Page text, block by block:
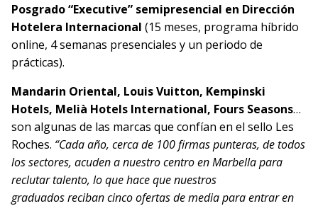
Posgrado “Executive” semipresencial en Dirección
Hotelera Internacional (15 meses, programa híbrido
online, 4 semanas presenciales y un periodo de
prácticas).
Mandarin Oriental, Louis Vuitton, Kempinski
Hotels, Melià Hotels International, Fours Seasons…
son algunas de las marcas que confían en el sello Les
Roches. “Cadaaño, cerca de 100 firmas punteras, de todos
los sectores, acuden a nuestro centro en Marbella para
reclutar talento, lo que hace que nuestros
graduados reciban cinco ofertas de media para entrar en